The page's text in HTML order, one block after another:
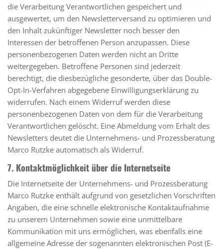
die Verarbeitung Verantwortlichen gespeichert und
ausgewertet, um den Newsletterversand zu optimieren und
den Inhalt zukünftiger Newsletter noch besser den
Interessen der betroffenen Person anzupassen. Diese
personenbezogenen Daten werden nicht an Dritte
weitergegeben. Betroffene Personen sind jederzeit
berechtigt, die diesbezügliche gesonderte, über das Double-
Opt-In-Verfahren abgegebene Einwilligungserklärung zu
widerrufen. Nach einem Widerruf werden diese
personenbezogenen Daten von dem für die Verarbeitung
Verantwortlichen gelöscht. Eine Abmeldung vom Erhalt des
Newsletters deutet die Unternehmens- und Prozessberatung
Marco Rutzke automatisch als Widerruf.
7. Kontaktmöglichkeit über die Internetseite
Die Internetseite der Unternehmens- und Prozessberatung
Marco Rutzke enthält aufgrund von gesetzlichen Vorschriften
Angaben, die eine schnelle elektronische Kontaktaufnahme
zu unserem Unternehmen sowie eine unmittelbare
Kommunikation mit uns ermöglichen, was ebenfalls eine
allgemeine Adresse der sogenannten elektronischen Post (E-